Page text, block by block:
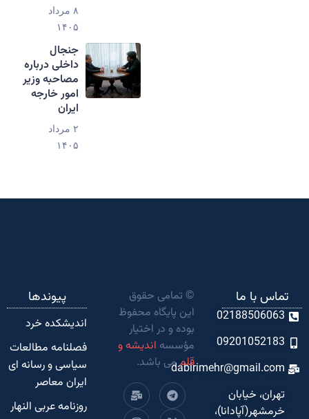
۸ مرداد
۱۴۰۵
جنجال
داخلی درباره
مصاحبه وزیر
امور خارجه
ایران
۲ مرداد
۱۴۰۵
تماس با ما
02188506063
09201052183
dabirimehr@gmail.com
تهران، خیابان
خرمشهر(آپادانا)،
© تمامی حقوق
این پایگاه محفوظ
بوده و در اختیار
مؤسسه اندیشه و
قلممی باشد.
پیوندها
اندیشکده‌ خرد
فصلنامه مطالعات
سیاسی و رسانه ای
ایران معاصر
روزنامه عربی النهار